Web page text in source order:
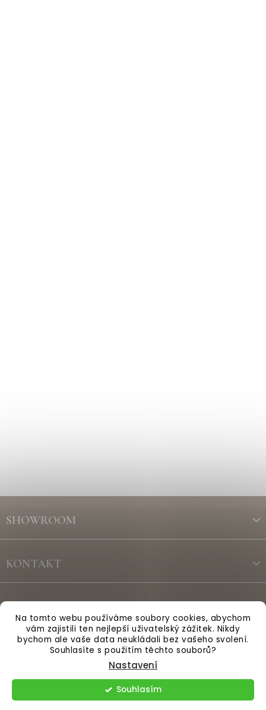
Na tomto webu používáme soubory cookies, abychom
vám zajistili ten nejlepší uživatelský zážitek. Nikdy
bychom ale vaše data neukládali bez vašeho svolení.
Souhlasíte s použitím těchto souborů?
Nastavení
Souhlasím
á
p
a
SHOWROOM
KONTAKT
Vytvořil Shoptet
Copyright 2026Anglická sezóna. Všechna práva vyhrazena.
Upravit nastavení cookies